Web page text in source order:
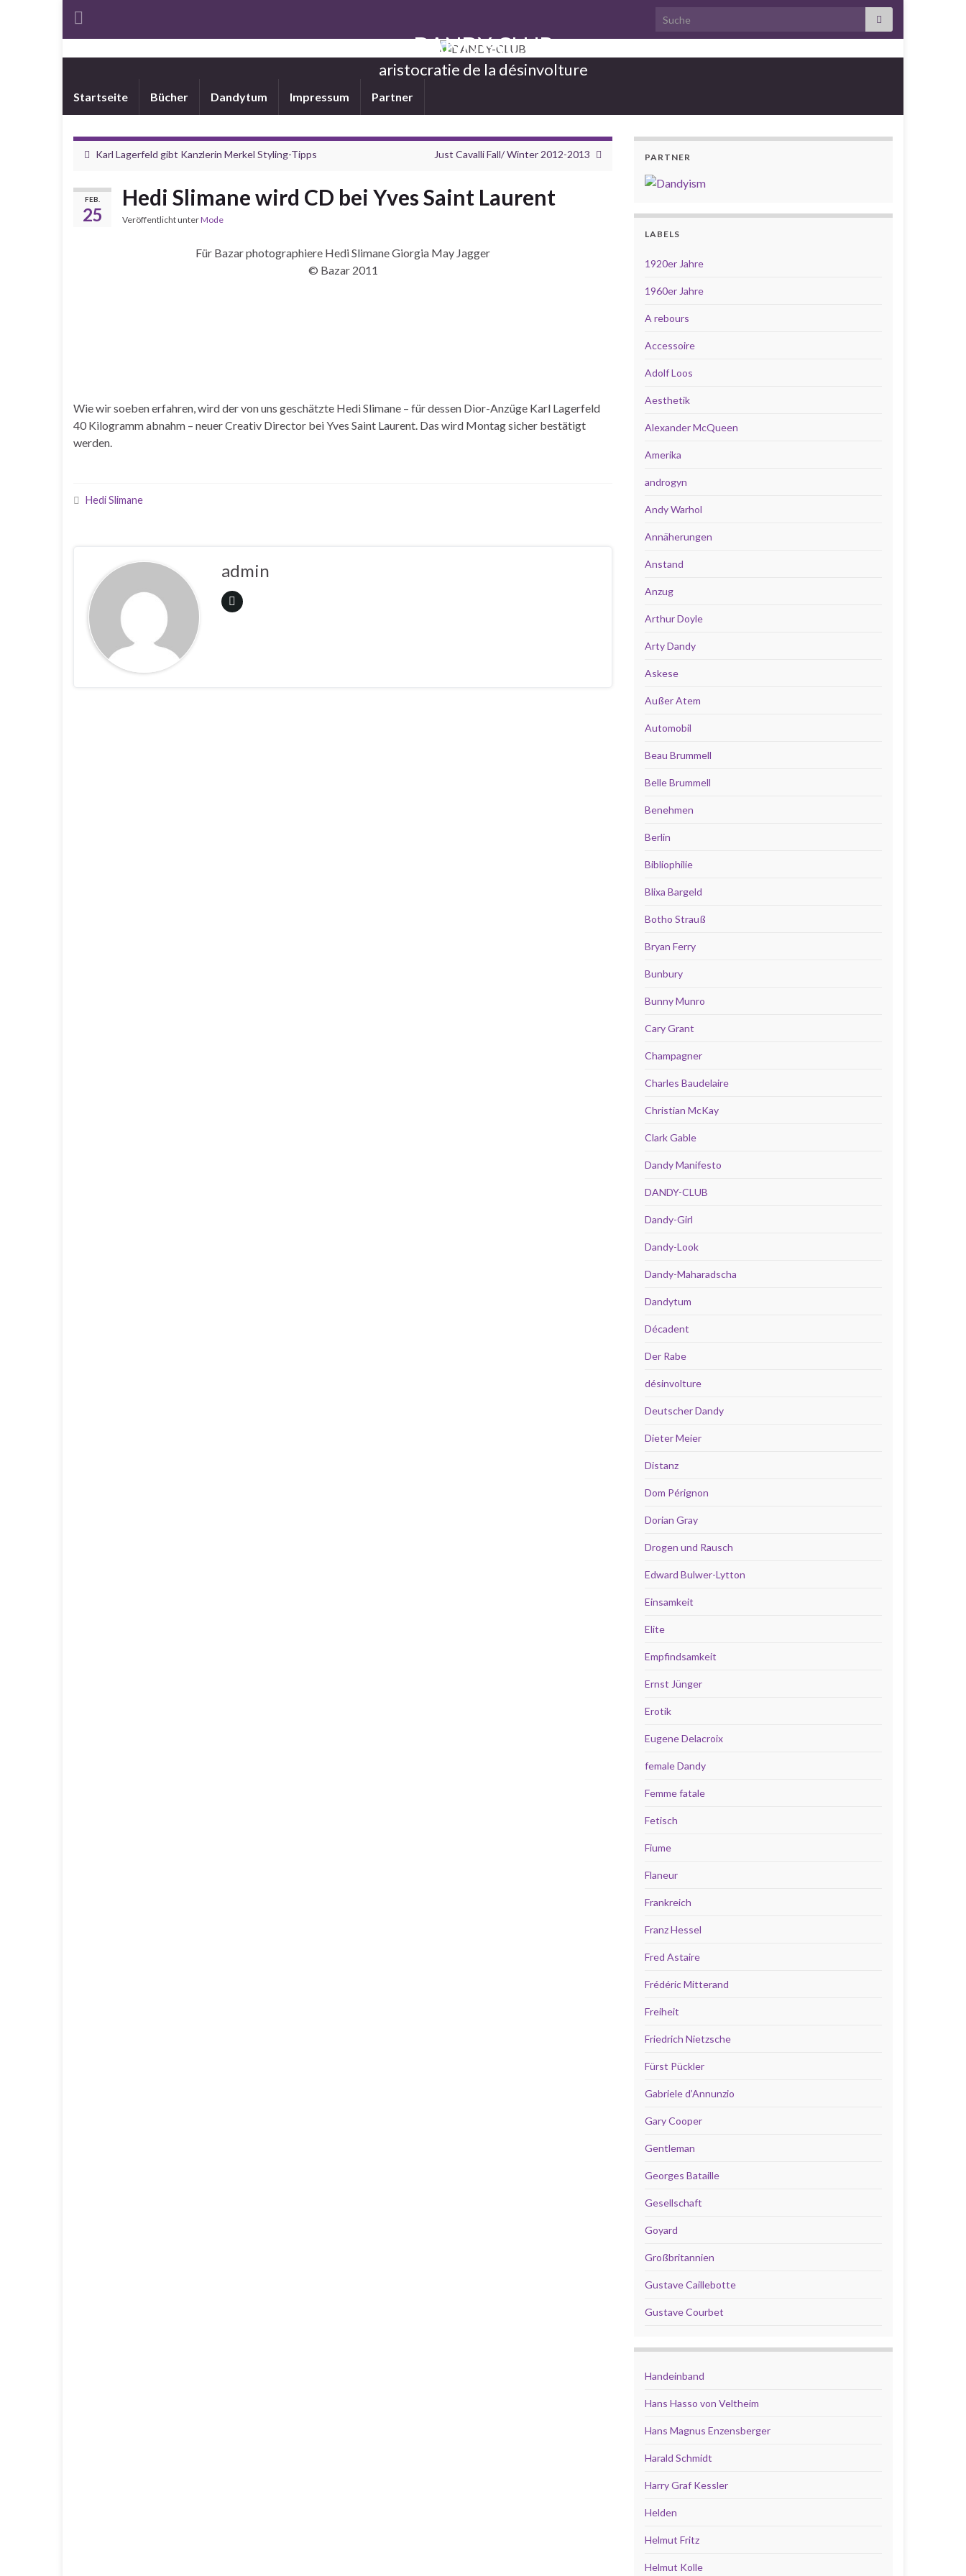
Search for:
DANDY-CLUB
aristocratie de la désinvolture
Startseite Bücher Dandytum Impressum Partner
Karl Lagerfeld gibt Kanzlerin Merkel Styling-Tipps Just Cavalli Fall/ Winter 2012-2013
FEB.
25
Hedi Slimane wird CD bei Yves Saint Laurent
Veröffentlicht unterMode
Für Bazar photographiere Hedi Slimane Giorgia May Jagger
© Bazar 2011
Wie wir soeben erfahren, wird der von uns geschätzte Hedi Slimane – für dessen Dior-Anzüge Karl Lagerfeld
40 Kilogramm abnahm – neuer Creativ Director bei Yves Saint Laurent. Das wird Montag sicher bestätigt
werden.
Hedi Slimane
admin
PARTNER
LABELS
1920er Jahre
1960er Jahre
A rebours
Accessoire
Adolf Loos
Aesthetik
Alexander McQueen
Amerika
androgyn
Andy Warhol
Annäherungen
Anstand
Anzug
Arthur Doyle
Arty Dandy
Askese
Außer Atem
Automobil
Beau Brummell
Belle Brummell
Benehmen
Berlin
Bibliophilie
Blixa Bargeld
Botho Strauß
Bryan Ferry
Bunbury
Bunny Munro
Cary Grant
Champagner
Charles Baudelaire
Christian McKay
Clark Gable
Dandy Manifesto
DANDY-CLUB
Dandy-Girl
Dandy-Look
Dandy-Maharadscha
Dandytum
Décadent
Der Rabe
désinvolture
Deutscher Dandy
Dieter Meier
Distanz
Dom Pérignon
Dorian Gray
Drogen und Rausch
Edward Bulwer-Lytton
Einsamkeit
Elite
Empfindsamkeit
Ernst Jünger
Erotik
Eugene Delacroix
female Dandy
Femme fatale
Fetisch
Fiume
Flaneur
Frankreich
Franz Hessel
Fred Astaire
Frédéric Mitterand
Freiheit
Friedrich Nietzsche
Fürst Pückler
Gabriele d’Annunzio
Gary Cooper
Gentleman
Georges Bataille
Gesellschaft
Goyard
Großbritannien
Gustave Caillebotte
Gustave Courbet
Handeinband
Hans Hasso von Veltheim
Hans Magnus Enzensberger
Harald Schmidt
Harry Graf Kessler
Helden
Helmut Fritz
Helmut Kolle